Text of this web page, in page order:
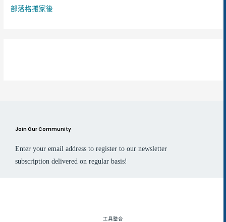
部落格搬家後
Join Our Community
Enter your email address to register to our newsletter
subscription delivered on regular basis!
工具整合